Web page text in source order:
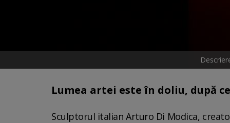
Lumea artei este în doliu, după
Sculptorul italian Arturo Di Modica,